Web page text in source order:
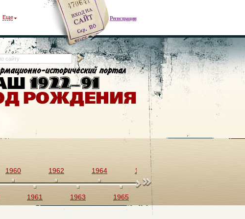
Регистрация
Еще
1960
1961
1962
1963
1964
1965
1966